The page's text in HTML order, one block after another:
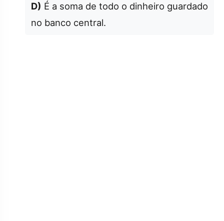
D) É a soma de todo o dinheiro guardado
no banco central.